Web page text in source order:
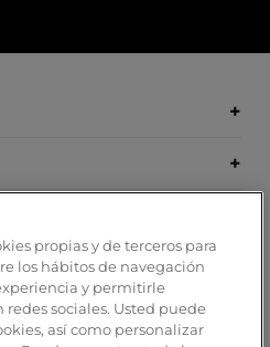
propias y de terceros para
los hábitos de navegación
y permitirle
sociales. Usted puede
así como personalizar